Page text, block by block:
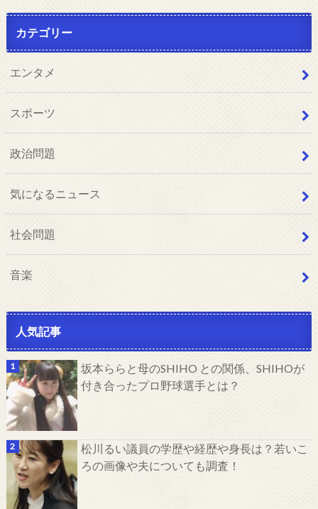
カテゴリー
エンタメ
スポーツ
政治問題
気になるニュース
社会問題
音楽
人気記事
坂本ららと母のSHIHO との関係、SHIHOが
付き合ったプロ野球選手とは？
松川るい議員の学歴や経歴や身長は？若いこ
ろの画像や夫についても調査！